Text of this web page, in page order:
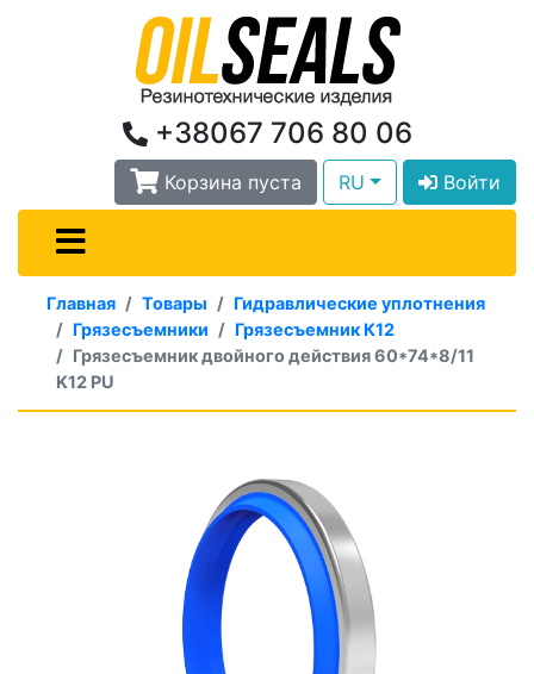
+38067 706 80 06
Корзина пуста RU Войти
Главная Товары
Гидравлические уплотнения
Грязесъемники
Грязесъемник К12
Грязесъемник двойного действия 60*74*8/11
K12 PU